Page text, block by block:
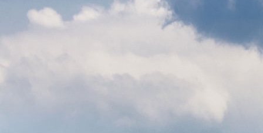
Мы гордимся тем, что команда Asia Water
профессионалов, чьи знания и опыт
Наша компания уже много лет является